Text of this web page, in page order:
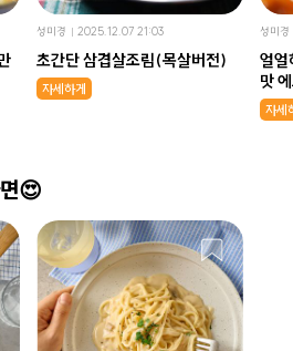
성미경 2025.12.07 21:03
초간단 삼겹살조림(목살버전)
자세하게
성미경
얼얼
맛
자세
😍